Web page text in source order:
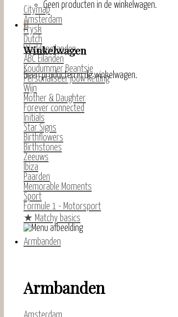
Geen producten in de winkelwagen.
0
Winkelwagen
Geen producten in de winkelwagen.
Citymap
Amsterdam
Frysk
Dutch
Waddeneilanden
ABC Eilanden
Koudummer Beantsje
Personaliseer jouw ketting
Wijn
Mother & Daughter
Forever connected
Initials
Star Signs
Birthflowers
Birthstones
Zeeuws
Ibiza
Paarden
Memorable Moments
Sport
Formule 1 - Motorsport
★ Matchy basics
Armbanden
Armbanden